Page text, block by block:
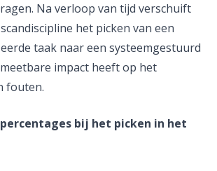
Na verloop van tijd verschuift
het picken van een
taak naar een systeemgestuurd
impact heeft op het
fouten.
bij het picken in het